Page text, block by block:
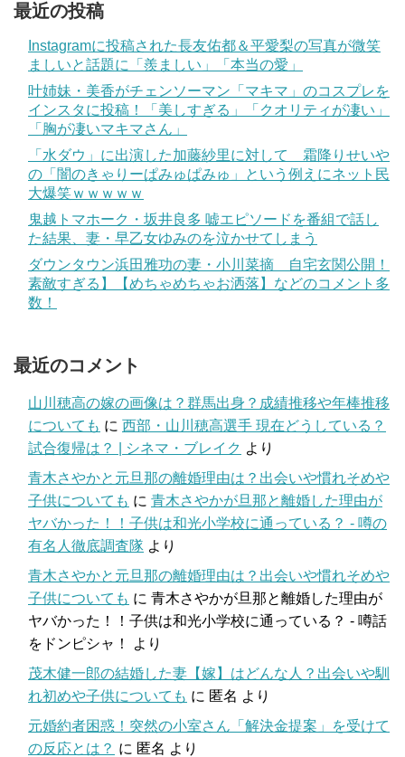
最近の投稿
Instagramに投稿された長友佑都＆平愛梨の写真が微笑
ましいと話題に「羨ましい」「本当の愛」
叶姉妹・美香がチェンソーマン「マキマ」のコスプレを
インスタに投稿！「美しすぎる」「クオリティが凄い」
「胸が凄いマキマさん」
「水ダウ」に出演した加藤紗里に対して 霜降りせいや
の「闇のきゃりーぱみゅぱみゅ」という例えにネット民
大爆笑ｗｗｗｗｗ
鬼越トマホーク・坂井良多 嘘エピソードを番組で話し
た結果、妻・早乙女ゆみのを泣かせてしまう
ダウンタウン浜田雅功の妻・小川菜摘 自宅玄関公開！
素敵すぎる】【めちゃめちゃお洒落】などのコメント多
数！
最近のコメント
山川穂高の嫁の画像は？群馬出身？成績推移や年棒推移
についても に 西部・山川穂高選手 現在どうしている？
試合復帰は？ | シネマ・ブレイク より
青木さやかと元旦那の離婚理由は？出会いや慣れそめや
子供についても に 青木さやかが旦那と離婚した理由が
ヤバかった！！子供は和光小学校に通っている？ - 噂の
有名人徹底調査隊 より
青木さやかと元旦那の離婚理由は？出会いや慣れそめや
子供についても に 青木さやかが旦那と離婚した理由が
ヤバかった！！子供は和光小学校に通っている？ - 噂話
をドンピシャ！
より
茂木健一郎の結婚した妻【嫁】はどんな人？出会いや馴
れ初めや子供についても に 匿名 より
元婚約者困惑！突然の小室さん「解決金提案」を受けて
の反応とは？ に 匿名 より